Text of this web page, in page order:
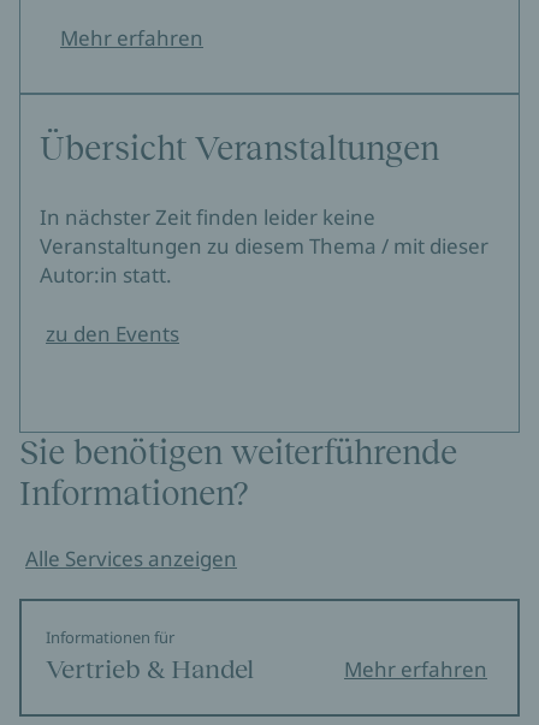
Mehr erfahren
Übersicht Veranstaltungen
In nächster Zeit finden leider keine
Veranstaltungen zu diesem Thema / mit dieser
Autor:in statt.
zu den Events
Sie benötigen weiterführende
Informationen?
Alle Services anzeigen
Informationen für
Vertrieb & Handel Mehr erfahren